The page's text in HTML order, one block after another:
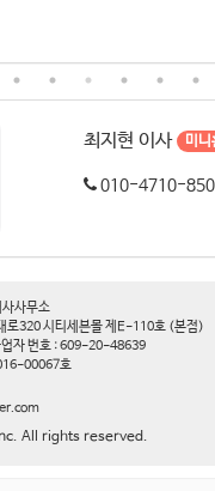
최지현 이사 미니
010-4710-
사사무소
로320 시티세븐몰 제E-110호 (본점)
자 번호 : 609-20-48639
00067호
All rights reserved.